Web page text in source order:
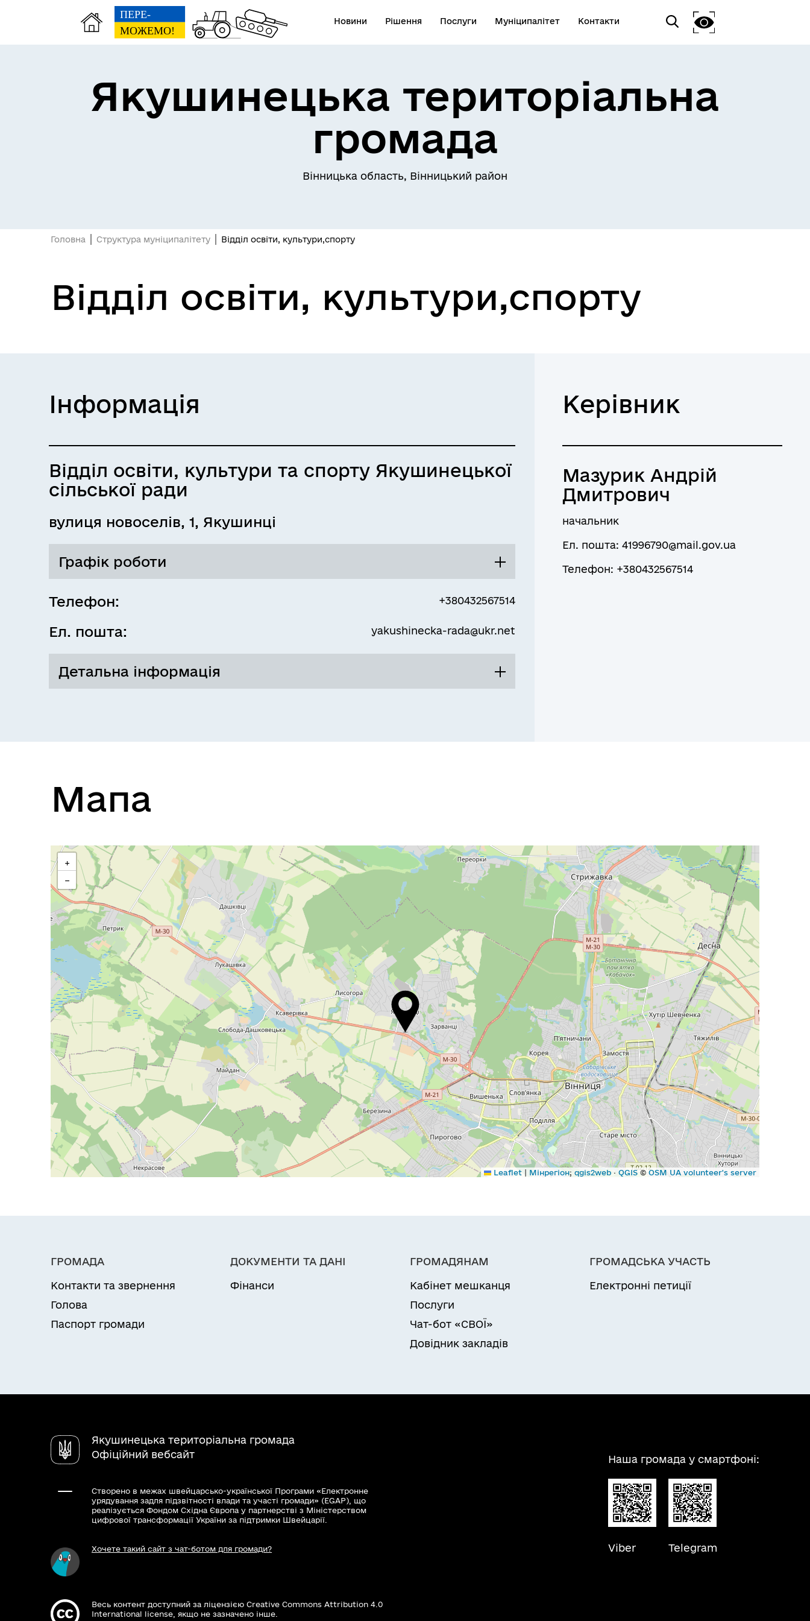
Новини Рішення Послуги Муніципалітет Контакти
Якушинецька територіальна
громада
Вінницька область, Вінницький район
Головна Структура муніципалітету Відділ освіти, культури,спорту
Відділ освіти, культури,спорту
Інформація
Відділ освіти, культури та спорту Якушинецької
сільської ради
вулиця новоселів, 1, Якушинці
Графік роботи
Понеділок
Перерва
Четвер
П`ятниця 08:00 - 16:00
Перерва
13:00 - 14:00
Субота Вихідний
Неділя Вихідний
Телефон: +380432567514
Ел. пошта: yakushinecka-rada@ukr.net
Детальна інформація
Керівник
Мазурик Андрій
Дмитрович
начальник
Ел. пошта: 41996790@mail.gov.ua
Телефон: +380432567514
Мапа
+
−
Leaflet | Мінрегіон; qgis2web · QGIS© OSM UA volunteer's server
ГРОМАДА
Контакти та звернення
Голова
Паспорт громади
ДОКУМЕНТИ ТА ДАНІ
Фінанси
ГРОМАДЯНАМ
Кабінет мешканця
Послуги
Чат-бот «СВОЇ»
Довідник закладів
ГРОМАДСЬКА УЧАСТЬ
Електронні петиції
Якушинецька територіальна громада
Офіційний вебсайт
Створено в межах швейцарсько-української Програми «Електронне
урядування задля підзвітності влади та участі громади» (EGAP), що
реалізується Фондом Східна Європа у партнерстві з Міністерством
цифрової трансформації України за підтримки Швейцарії.
Хочете такий сайт з чат-ботом для громади?
Весь контент доступний за ліцензією Creative Commons Attribution 4.0
International license, якщо не зазначено інше.
Наша громада у смартфоні:
Viber Telegram